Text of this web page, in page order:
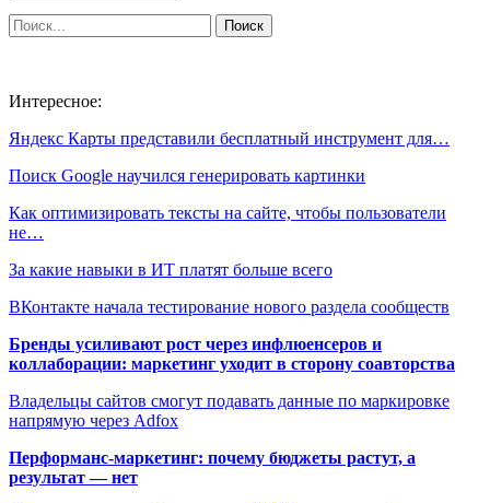
Интересное:
Яндекс Карты представили бесплатный инструмент для…
Поиск Google научился генерировать картинки
Как оптимизировать тексты на сайте, чтобы пользователи
не…
За какие навыки в ИТ платят больше всего
ВКонтакте начала тестирование нового раздела сообществ
Бренды усиливают рост через инфлюенсеров и
коллаборации: маркетинг уходит в сторону соавторства
Владельцы сайтов смогут подавать данные по маркировке
напрямую через Adfox
Перформанс-маркетинг: почему бюджеты растут, а
результат — нет